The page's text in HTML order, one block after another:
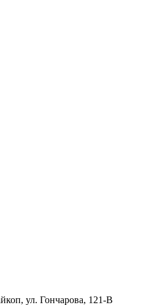
ул. Гончарова, 121-В